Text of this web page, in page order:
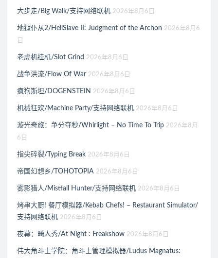
大步走/Big Walk/支持网络联机 2026年8月6日
地狱仆从2/HellSlave II: Judgment of the Archon 2026年8月6
日
老虎机挂机/Slot Grind 2026年8月6日
战争洪流/Flow Of War 2026年8月6日
疯狗斯坦/DOGENSTEIN 2026年8月6日
机械狂欢/Machine Party/支持网络联机 2026年8月6日
漩光奇旅：争分夺秒/Whirlight – No Time To Trip 2026年8月
6日
指尖碎裂/Typing Break 2026年8月6日
帝国幻想乡/TOHOTOPIA 2026年8月6日
雾影猎人/Mistfall Hunter/支持网络联机 2026年8月6日
烤串大厨! 餐厅模拟器/Kebab Chefs! – Restaurant Simulator/
支持网络联机 2026年8月6日
夜幕：畸人秀/At Night : Freakshow 2026年8月6日
伟大角斗士学院：角斗士管理模拟器/Ludus Magnatus: